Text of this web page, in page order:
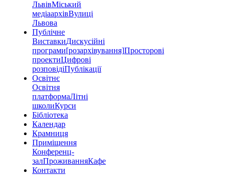
ЛьвівМіський
медіаархівВулиці
Львова
Публічне
ВиставкиДискусійні
програми[розархівування]Просторові
проектиЦифрові
розповідіПублікації
Освітнє
Освітня
платформаЛітні
школиКурси
Бібліотека
Календар
Крамниця
Приміщення
Конференц-
залПроживанняКафе
Контакти